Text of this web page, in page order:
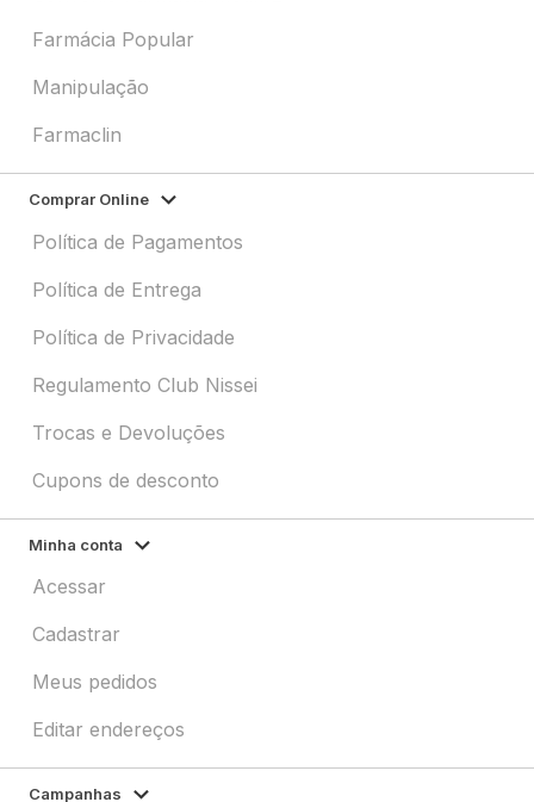
Farmácia Popular
Manipulação
Farmaclin
Comprar Online
Política de Pagamentos
Política de Entrega
Política de Privacidade
Regulamento Club Nissei
Trocas e Devoluções
Cupons de desconto
Minha conta
Acessar
Cadastrar
Meus pedidos
Editar endereços
Campanhas